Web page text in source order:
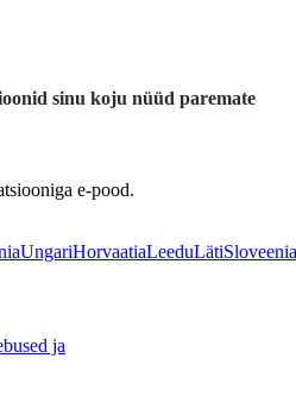
sinu koju nüüd paremate
e-pood.
UngariHorvaatiaLeeduLätiSloveenia
ja